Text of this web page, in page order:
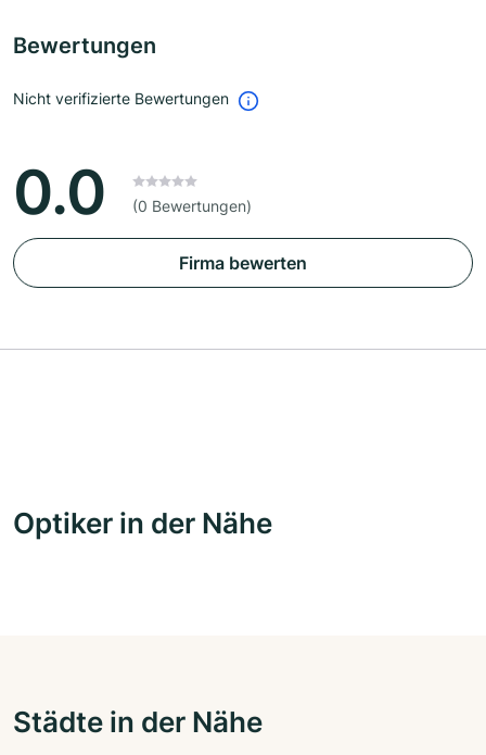
Bewertungen
Nicht verifizierte Bewertungen
0.0 (0 Bewertungen)
Firma bewerten
Optiker in der Nähe
Städte in der Nähe